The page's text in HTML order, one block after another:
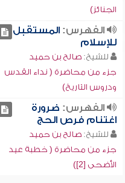
الجنائز)
الفهرس:المستقبل
للإسلام
للشيخ:صالح بن حميد
جزء من محاضرة ( نداء القدس
ودروس التاريخ)
الفهرس: ضرورة
اغتنام فرص الحج
للشيخ:صالح بن حميد
جزء من محاضرة ( خطبة عيد
الأضحى [2])